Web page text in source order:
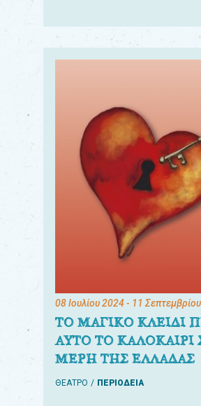
08 Ιουλίου 2024- 11
ΤΟ ΜΑΓΙΚΟ ΚΛΕΙΔΙ
ΑΥΤΟ ΤΟ
ΜΕΡΗ ΤΗΣ ΕΛΛΑΔΑΣ
ΘΕΑΤΡΟ ΠΕΡΙΟΔΕΙΑ